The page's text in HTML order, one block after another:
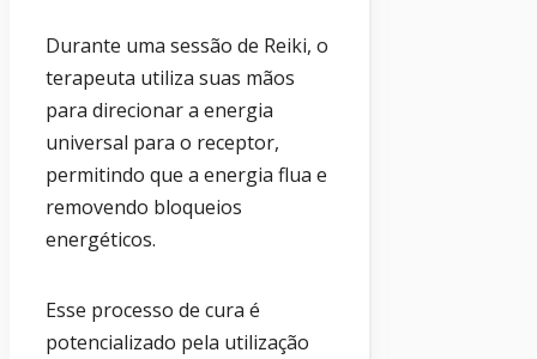
Durante uma sessão de Reiki, o
terapeuta utiliza suas mãos
para direcionar a energia
universal para o receptor,
permitindo que a energia flua e
removendo bloqueios
energéticos.
Esse processo de cura é
potencializado pela utilização